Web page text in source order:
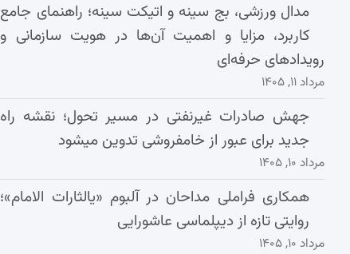
مدال ورزشی، بج سینه و اتیکت سینه؛ راهنمای جامع
کاربرد، مزایا و اهمیت آن‌ها در هویت سازمانی و
رویدادهای حرفه‌ای
مرداد ۱۱, ۱۴۰۵
جهش صادرات غیرنفتی در مسیر تحول؛ نقشه راه
جدید برای عبور از خامفروشی تدوین میشود
مرداد ۱۰, ۱۴۰۵
همکاری فراملی مداحان در آلبوم «یالثارات الامام»؛
روایتی تازه از دیپلماسی عاشورایی
مرداد ۱۰, ۱۴۰۵